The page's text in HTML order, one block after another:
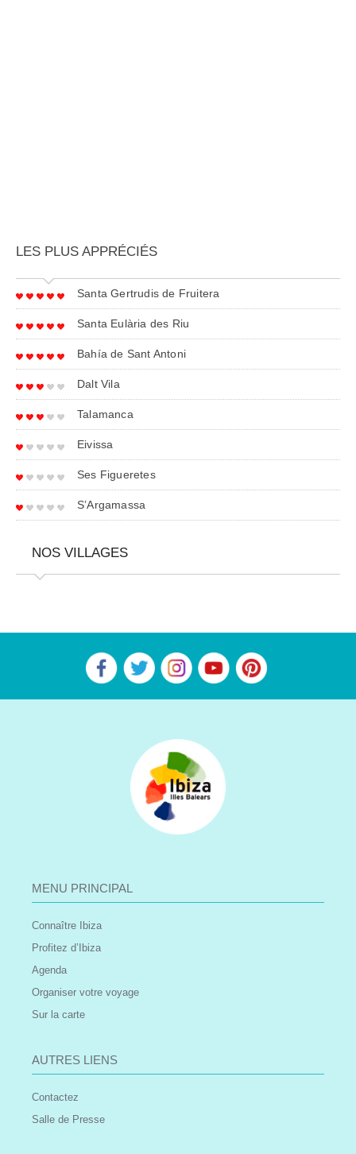
LES PLUS APPRÉCIÉS
Santa Gertrudis de Fruitera
Santa Eulària des Riu
Bahía de Sant Antoni
Dalt Vila
Talamanca
Eivissa
Ses Figueretes
S’Argamassa
NOS VILLAGES
MENU PRINCIPAL
Connaître Ibiza
Profitez d’Ibiza
Agenda
Organiser votre voyage
Sur la carte
AUTRES LIENS
Contactez
Salle de Presse